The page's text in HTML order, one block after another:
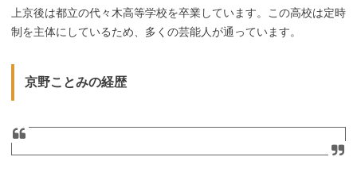
上京後は都立の代々木高等学校を卒業しています。この高校は定時
制を主体にしているため、多くの芸能人が通っています。
京野ことみの経歴